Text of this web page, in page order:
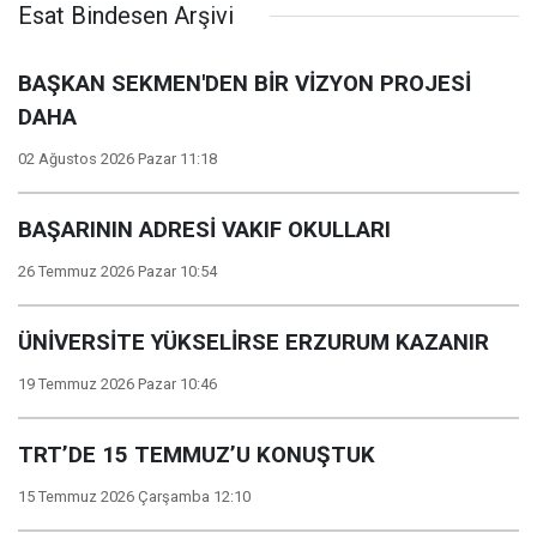
Esat Bindesen Arşivi
BAŞKAN SEKMEN'DEN BİR VİZYON PROJESİ
DAHA
02 Ağustos 2026 Pazar 11:18
BAŞARININ ADRESİ VAKIF OKULLARI
26 Temmuz 2026 Pazar 10:54
ÜNİVERSİTE YÜKSELİRSE ERZURUM KAZANIR
19 Temmuz 2026 Pazar 10:46
TRT’DE 15 TEMMUZ’U KONUŞTUK
15 Temmuz 2026 Çarşamba 12:10